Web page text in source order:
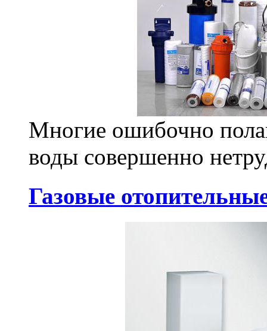
Многие ошибочно
воды совершенно
Газовые